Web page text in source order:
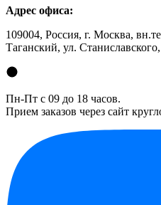
Адрес офиса:
109004, Россия, г. Москва,
Таганский, ул.
Пн-Пт с 09 до 18 часов.
Прием заказов через сайт